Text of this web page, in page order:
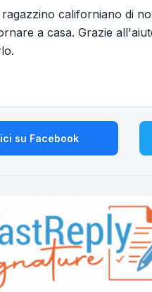
californiano di
a casa. Grazie
su Facebook